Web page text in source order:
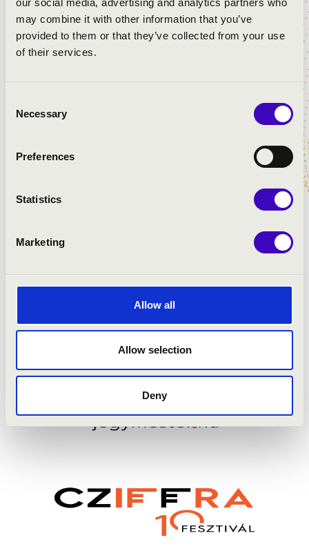
may combine it with other information that you’ve
provided to them or that they’ve collected from your use
of their services.
Selection
Necessary
Preferences
Statistics
Marketing
Allow all
Allow selection
Deny
Szepesi Bence- klarinét, szaxofon
Balázs János- zongora